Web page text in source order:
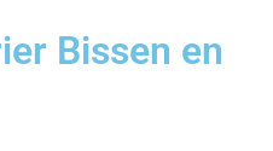
Bissen en